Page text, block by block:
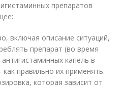
препаратов
включая описание ситуаций,
препарат (во время
капель в
как правильно их применять.
которая зависит от